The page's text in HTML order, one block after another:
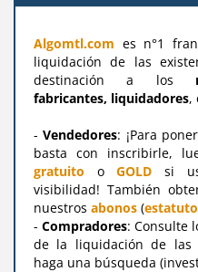
Algomtl.com es n°1
liquidación de las
destinación a los
fabricantes, liquidadores,
-Vendedores: ¡Para
basta con inscribirle,
gratuito oGOLD si
visibilidad! También
nuestros abonos (
- Compradores: Consulte
de la liquidación de las
haga una búsqueda